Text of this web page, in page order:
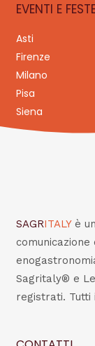
EVENTI E
Asti
Firenze
Milano
Pisa
Siena
SAGRITALY è
Sagritaly® e
registrati. Tutti